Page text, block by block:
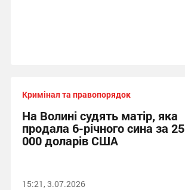
Кримінал та правопорядок
На Волині судять матір, яка
продала 6-річного сина за 25
000 доларів США
15:21, 3.07.2026